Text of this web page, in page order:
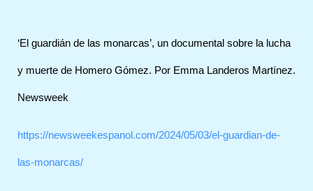
‘El guardián de las monarcas’, un documental sobre la lucha
y muerte de Homero Gómez. Por Emma Landeros Martínez.
Newsweek
https://newsweekespanol.com/2024/05/03/el-guardian-de-
las-monarcas/